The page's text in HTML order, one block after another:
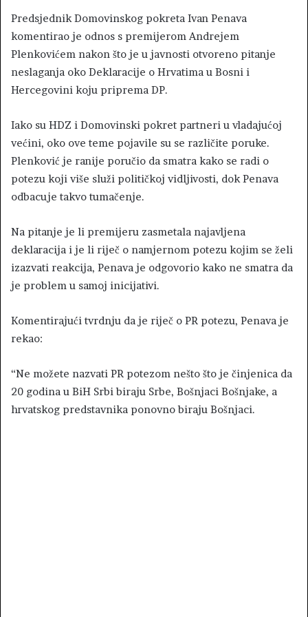
Predsjednik Domovinskog pokreta Ivan Penava
komentirao je odnos s premijerom Andrejem
Plenkovićem nakon što je u javnosti otvoreno pitanje
neslaganja oko Deklaracije o Hrvatima u Bosni i
Hercegovini koju priprema DP.
Iako su HDZ i Domovinski pokret partneri u vladajućoj
većini, oko ove teme pojavile su se različite poruke.
Plenković je ranije poručio da smatra kako se radi o
potezu koji više služi političkoj vidljivosti, dok Penava
odbacuje takvo tumačenje.
Na pitanje je li premijeru zasmetala najavljena
deklaracija i je li riječ o namjernom potezu kojim se želi
izazvati reakcija, Penava je odgovorio kako ne smatra da
je problem u samoj inicijativi.
Komentirajući tvrdnju da je riječ o PR potezu, Penava je
rekao:
“Ne možete nazvati PR potezom nešto što je činjenica da
20 godina u BiH Srbi biraju Srbe, Bošnjaci Bošnjake, a
hrvatskog predstavnika ponovno biraju Bošnjaci.